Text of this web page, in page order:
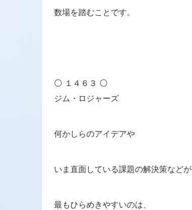
数場を踏むことです。
⚪ １４６３ ⚪
ジム・ロジャーズ
何かしらのアイデアや
いま直面している課題の解決策などが
最もひらめきやすいのは、